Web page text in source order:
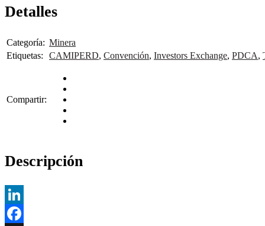
Detalles
Categoría: Minera
Etiquetas:
CAMIPERD, Convención, Investors Exchange, PDCA,
Compartir:
Descripción
LinkedIn